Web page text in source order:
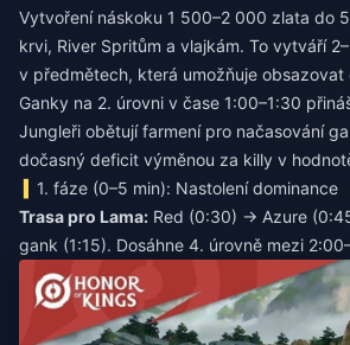
Vytvoření náskoku 1 500–2 000 zlata do
krvi, River Spritům a vlajkám. To vytváří
v předmětech, která umožňuje obsazovat
Ganky na 2. úrovni v čase 1:00–1:30
Jungleři obětují farmení pro načasování
dočasný deficit výměnou za killy v
1. fáze (0–5 min): Nastolení dominance
Trasa pro Lama: Red (0:30) → Azure
gank (1:15). Dosáhne 4. úrovně mezi